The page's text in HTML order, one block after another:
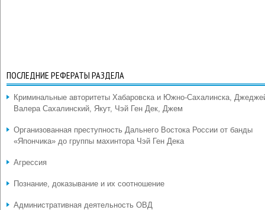
ПОСЛЕДНИЕ РЕФЕРАТЫ РАЗДЕЛА
Криминальные авторитеты Хабаровска и Южно-Сахалинска,
Валера Сахалинский, Якут, Чэй Ген Дек, Джем
Организованная преступность Дальнего Востока России от банды
«Япончика» до группы махинтора Чэй Ген Дека
Агрессия
Познание, доказывание и их соотношение
Административная деятельность ОВД